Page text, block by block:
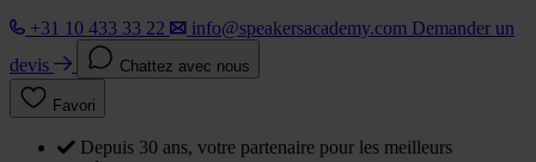
+31 10 433 33 22
info@speakersacademy.com Demander un
devis
Chattez avec nous
Favori
Depuis 30 ans, votre partenaire pour les meilleurs